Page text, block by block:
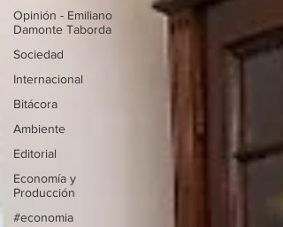
Opinión - Emiliano
Damonte Taborda
Sociedad
Internacional
Bitácora
Ambiente
Editorial
Economía y
Producción
#economia